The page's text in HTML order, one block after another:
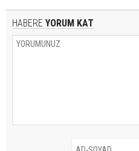
HABERE YORUM KAT